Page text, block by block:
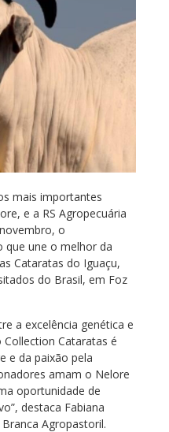
mais importantes
e a RS Agropecuária
o
que une o melhor da
Cataratas do Iguaçu,
do Brasil, em Foz
a excelência genética e
Cataratas é
e da paixão pela
amam o Nelore
oportunidade de
destaca Fabiana
Agropastoril.